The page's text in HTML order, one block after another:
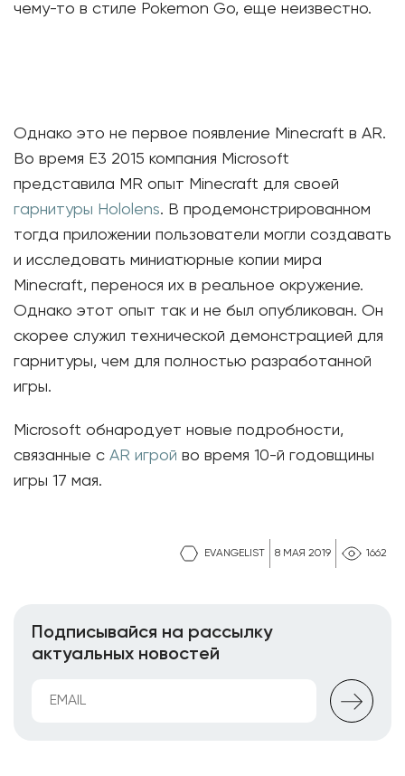
EVANGELIST 8 МАЯ 2019 1662
чему-то в стиле Pokemon Go, еще неизвестно.
Однако это не первое появление Minecraft в AR.
Во время E3 2015 компания Microsoft
представила MR опыт Minecraft для своей
гарнитуры Hololens. В продемонстрированном
тогда приложении пользователи могли создавать
и исследовать миниатюрные копии мира
Minecraft, перенося их в реальное окружение.
Однако этот опыт так и не был опубликован. Он
скорее служил технической демонстрацией для
гарнитуры, чем для полностью разработанной
игры.
Microsoft обнародует новые подробности,
связанные с AR игрой во время 10-й годовщины
игры 17 мая.
Подписывайся на рассылку
актуальных новостей